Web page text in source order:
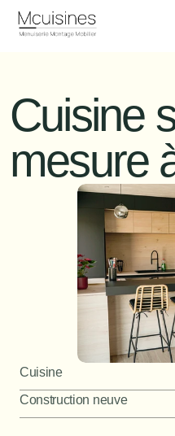
Cuisine
mesure
Cuisine
Construction neuve